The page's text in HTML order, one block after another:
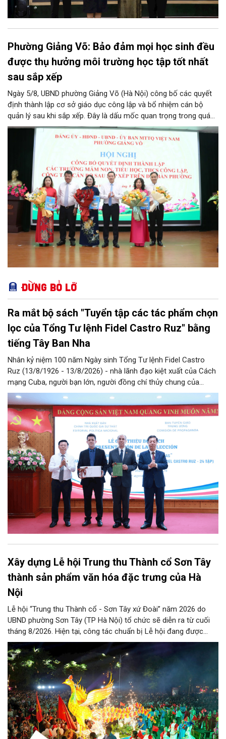
Phường Giảng Võ: Bảo đảm mọi học sinh đều
được thụ hưởng môi trường học tập tốt nhất
sau sắp xếp
Ngày 5/8, UBND phường Giảng Võ (Hà Nội) công bố các quyết
định thành lập cơ sở giáo dục công lập và bổ nhiệm cán bộ
quản lý sau khi sắp xếp. Đây là dấu mốc quan trọng trong quá
trình kiện toàn tổ chức bộ máy, thực hiện chủ trương tinh gọn,
nâng cao hiệu lực, hiệu quả quản lý theo các nghị quyết của
Trung ương và kế hoạch của UBND TP Hà Nội.
Đừng bỏ lỡ
Ra mắt bộ sách "Tuyển tập các tác phẩm chọn
lọc của Tổng Tư lệnh Fidel Castro Ruz" bằng
tiếng Tây Ban Nha
Nhân kỷ niệm 100 năm Ngày sinh Tổng Tư lệnh Fidel Castro
Ruz (13/8/1926 - 13/8/2026) - nhà lãnh đạo kiệt xuất của Cách
mạng Cuba, người bạn lớn, người đồng chí thủy chung của
Đảng, Nhà nước và nhân dân Việt Nam, chiều 5/8, tại Hà Nội,
Nhà xuất bản Chính trị quốc gia Sự thật phối hợp với Ban Tuyên
giáo Trung ương tổ chức Lễ giới thiệu bộ sách “Tuyển tập các
tác phẩm chọn lọc của Tổng Tư lệnh Fidel Castro Ruz” gồm 24
tập bằng tiếng Tây Ban Nha.
Xây dựng Lễ hội Trung thu Thành cổ Sơn Tây
thành sản phẩm văn hóa đặc trưng của Hà
Nội
Lễ hội “Trung thu Thành cổ - Sơn Tây xứ Đoài” năm 2026 do
UBND phường Sơn Tây (TP Hà Nội) tổ chức sẽ diễn ra từ cuối
tháng 8/2026. Hiện tại, công tác chuẩn bị Lễ hội đang được
chính quyền phường Sơn Tây cùng các phòng, ban, ngành, đơn
vị và 25 tổ dân phố khẩn trương triển khai, tạo khí thế sôi nổi,
sẵn sàng mang đến cho Nhân dân và du khách một mùa Trung
thu quy mô, đặc sắc và giàu bản sắc văn hóa xứ Đoài.